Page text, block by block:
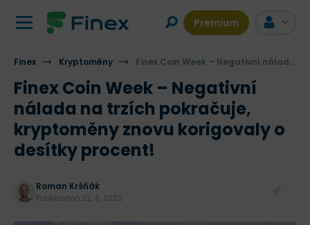
Premium
Finex Kryptoměny Finex Coin Week – Negativní nálada na trzích pokračuje, kryptoměny znovu korigovaly o desítky procent!
Finex Coin Week – Negativní
nálada na trzích pokračuje,
kryptoměny znovu korigovaly o
desítky procent!
Roman Kršňák
Publikováno 22. 8. 2022